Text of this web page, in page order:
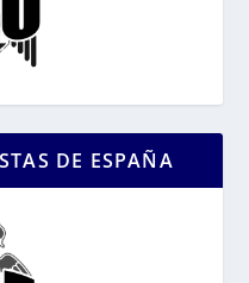
DE ESPAÑA